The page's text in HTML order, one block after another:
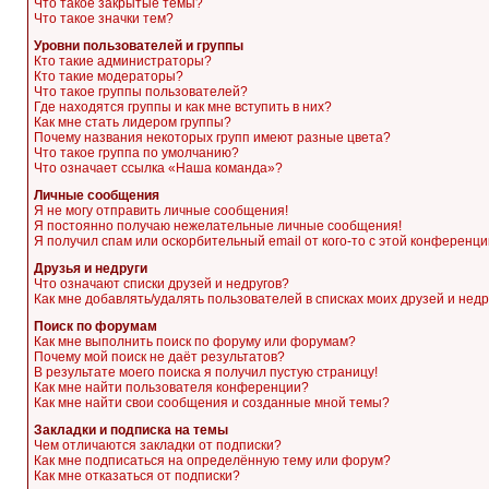
Что такое закрытые темы?
Что такое значки тем?
Уровни пользователей и группы
Кто такие администраторы?
Кто такие модераторы?
Что такое группы пользователей?
Где находятся группы и как мне вступить в них?
Как мне стать лидером группы?
Почему названия некоторых групп имеют разные цвета?
Что такое группа по умолчанию?
Что означает ссылка «Наша команда»?
Личные сообщения
Я не могу отправить личные сообщения!
Я постоянно получаю нежелательные личные сообщения!
Я получил спам или оскорбительный email от кого-то с этой
Друзья и недруги
Что означают списки друзей и недругов?
Как мне добавлять/удалять пользователей в списках моих друзей и
Поиск по форумам
Как мне выполнить поиск по форуму или форумам?
Почему мой поиск не даёт результатов?
В результате моего поиска я получил пустую страницу!
Как мне найти пользователя конференции?
Как мне найти свои сообщения и созданные мной темы?
Закладки и подписка на темы
Чем отличаются закладки от подписки?
Как мне подписаться на определённую тему или форум?
Как мне отказаться от подписки?